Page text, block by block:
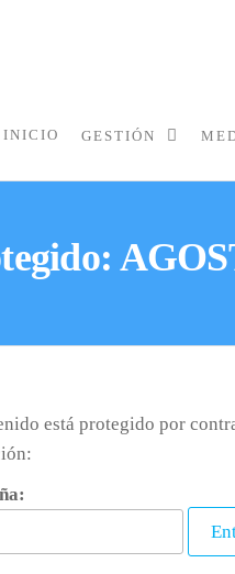
INICIO GESTIÓN
está protegido por